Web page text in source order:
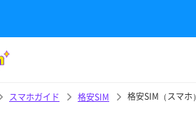
スマホガイド 格安SIM 格安SIM（スマホ